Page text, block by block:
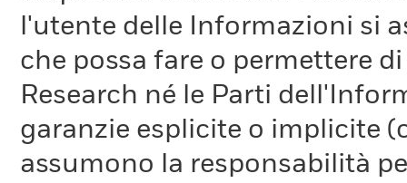
l'utente delle Informazioni si
che possa fare o permettere
Research né le Parti
garanzie esplicite o implicite
assumono la responsabilità